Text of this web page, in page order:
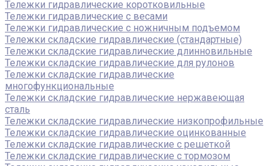
Тележки гидравлические коротковильные
Тележки гидравлические с весами
Тележки гидравлические с ножничным подъемом
Тележки складские гидравлические (стандартные)
Тележки складские гидравлические длинновильные
Тележки складские гидравлические для рулонов
Тележки складские гидравлические
многофункциональные
Тележки складские гидравлические нержавеющая
сталь
Тележки складские гидравлические низкопрофильные
Тележки складские гидравлические оцинкованные
Тележки складские гидравлические с решеткой
Тележки складские гидравлические с тормозом